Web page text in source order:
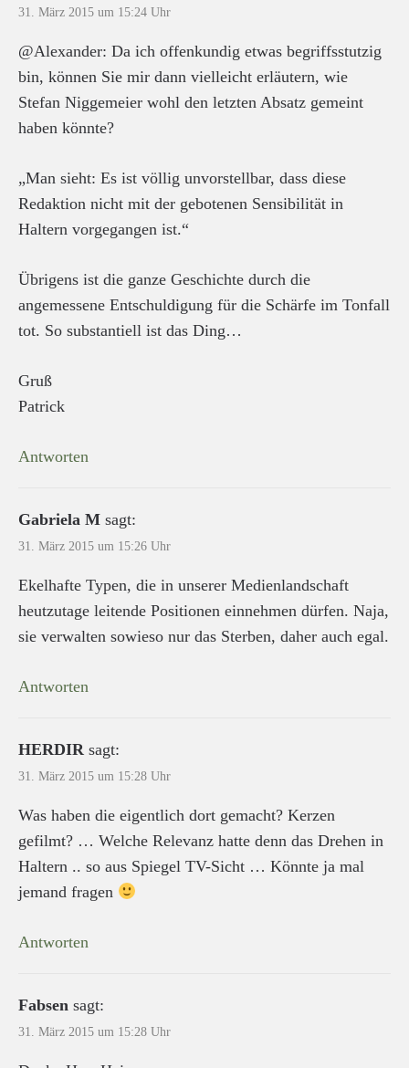
31. März 2015 um 15:24 Uhr
@Alexander: Da ich offenkundig etwas begriffsstutzig
bin, können Sie mir dann vielleicht erläutern, wie
Stefan Niggemeier wohl den letzten Absatz gemeint
haben könnte?
„Man sieht: Es ist völlig unvorstellbar, dass diese
Redaktion nicht mit der gebotenen Sensibilität in
Haltern vorgegangen ist.“
Übrigens ist die ganze Geschichte durch die
angemessene Entschuldigung für die Schärfe im Tonfall
tot. So substantiell ist das Ding…
Gruß
Patrick
Antworten
Gabriela M sagt:
31. März 2015 um 15:26 Uhr
Ekelhafte Typen, die in unserer Medienlandschaft
heutzutage leitende Positionen einnehmen dürfen. Naja,
sie verwalten sowieso nur das Sterben, daher auch egal.
Antworten
HERDIR sagt:
31. März 2015 um 15:28 Uhr
Was haben die eigentlich dort gemacht? Kerzen
gefilmt? … Welche Relevanz hatte denn das Drehen in
Haltern .. so aus Spiegel TV-Sicht … Könnte ja mal
jemand fragen
Antworten
Fabsen sagt:
31. März 2015 um 15:28 Uhr